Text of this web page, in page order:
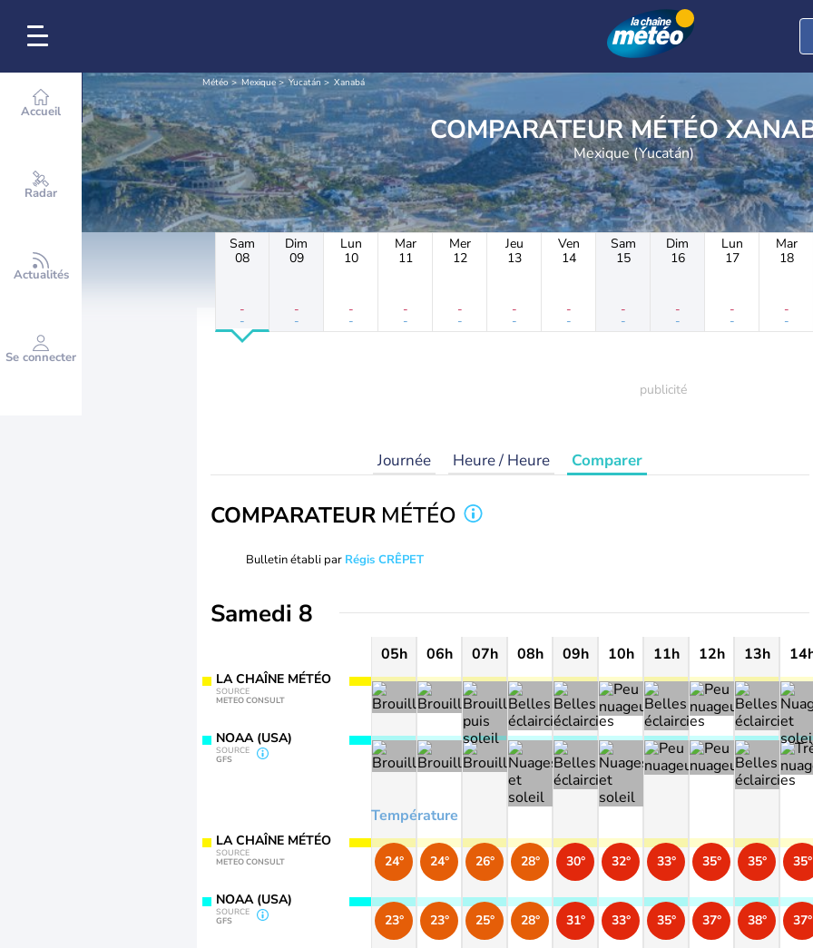
Accueil
Radar
Actualités
Se connecter
Météo Mexique Yucatán Xanabá
COMPARATEUR
Mexique (Yucatán)
Sam
08
-
-
Dim
09
-
-
Lun
10
-
-
Mar
11
-
-
Mer
12
-
-
Jeu
13
-
-
Ven
14
-
-
Sam
15
-
-
Dim
16
-
-
Lun
17
-
-
Mar
18
-
-
Journée Heure / Heure Comparer
COMPARATEUR MÉTÉO
Bulletin établi par Régis CRÊPET
Samedi 8
LA CHAÎNE MÉTÉO
SOURCE
METEO CONSULT
NOAA (USA)
SOURCE
GFS
LA CHAÎNE MÉTÉO
SOURCE
METEO CONSULT
NOAA (USA)
SOURCE
GFS
05h 06h 07h 08h 09h 10h 11h 12h 13h
Température
24°
23°
24°
23°
26°
25°
28°
28°
30°
31°
32°
33°
33°
35°
35°
37°
35°
38°
35°
37°